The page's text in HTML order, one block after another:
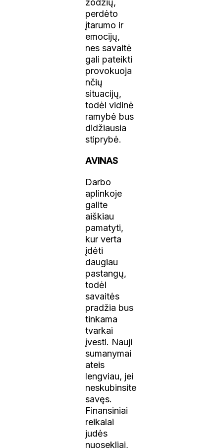
žodžių,
perdėto
įtarumo ir
emocijų,
nes savaitė
gali pateikti
provokuoja
nčių
situacijų,
todėl vidinė
ramybė bus
didžiausia
stiprybė.
AVINAS
Darbo
aplinkoje
galite
aiškiau
pamatyti,
kur verta
įdėti
daugiau
pastangų,
todėl
savaitės
pradžia bus
tinkama
tvarkai
įvesti. Nauji
sumanymai
ateis
lengviau, jei
neskubinsite
savęs.
Finansiniai
reikalai
judės
nuosekliai,